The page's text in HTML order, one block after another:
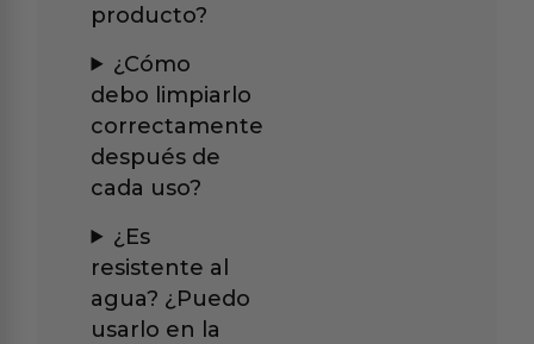
producto?
¿Cómo
debo limpiarlo
correctamente
después de
cada uso?
¿Es
resistente al
agua? ¿Puedo
usarlo en la